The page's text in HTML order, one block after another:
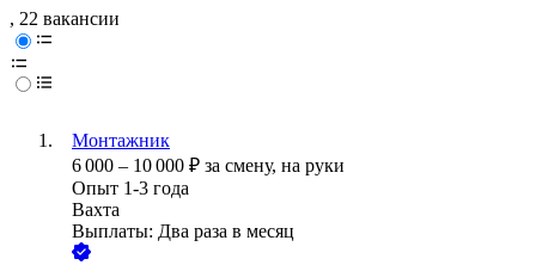
, 22 вакансии
Монтажник
6 000 – 10 000 ₽ за смену, на руки
Опыт 1-3 года
Вахта
Выплаты: Два раза в месяц